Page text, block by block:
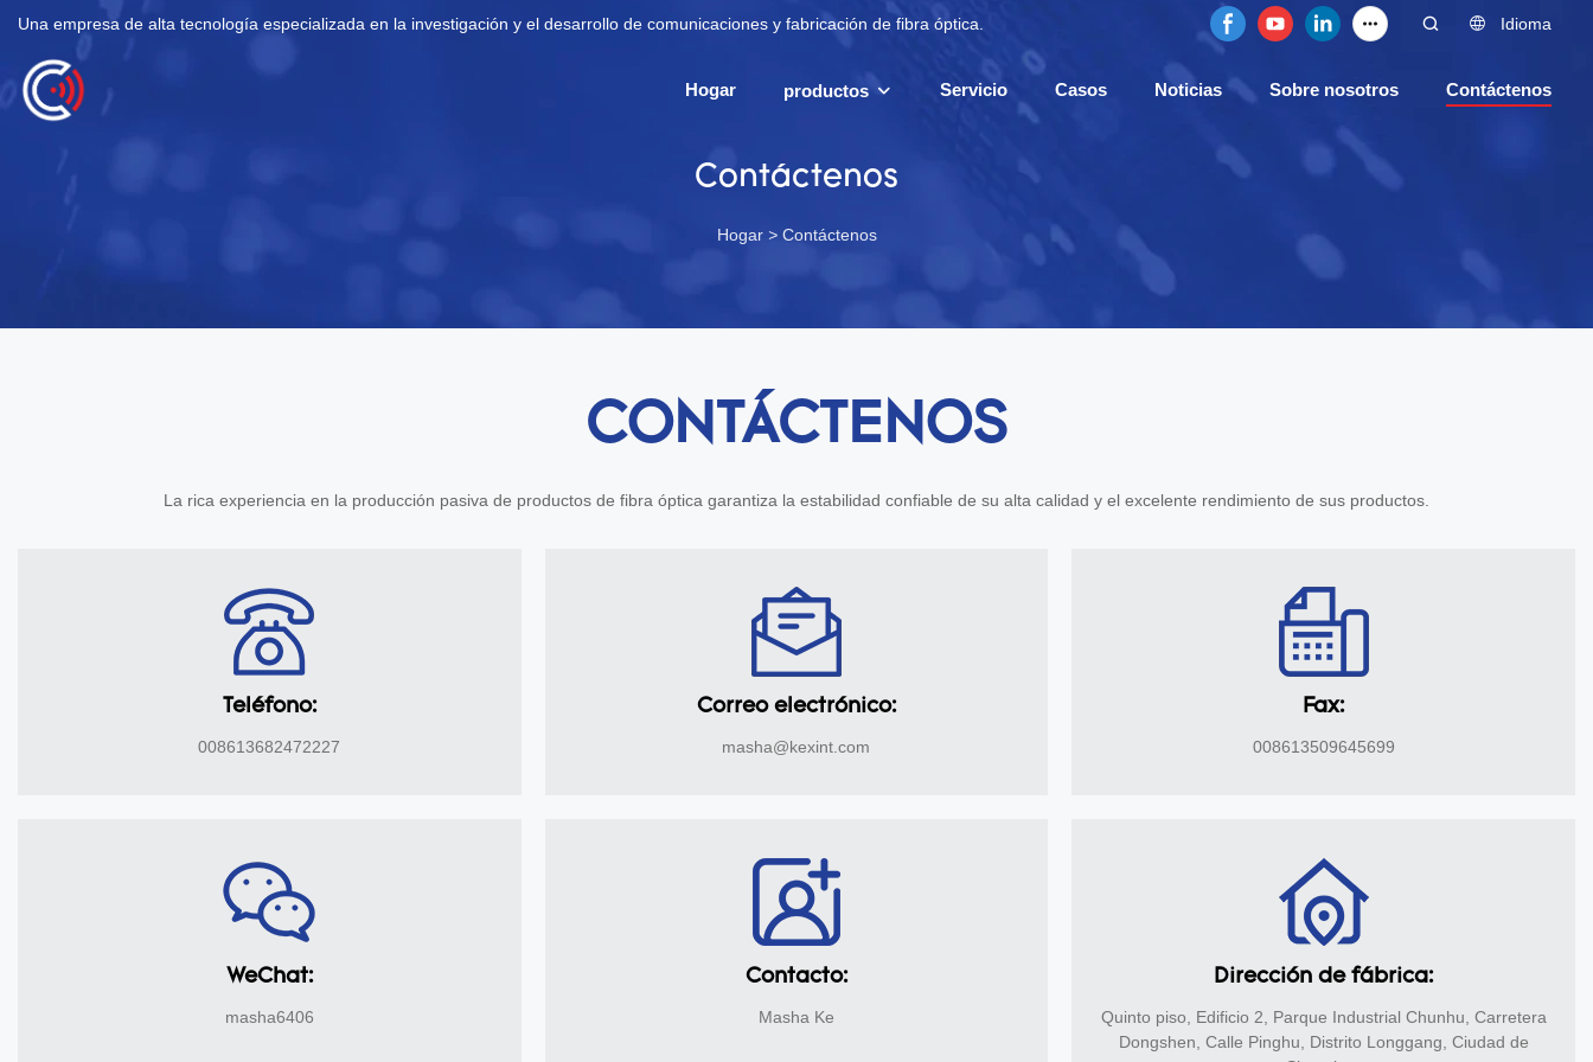
Una empresa de alta tecnología especializada en la investigación y el desarrollo de comunicaciones y fabricación de fibra óptica. Idioma
Hogar productos Servicio Casos Noticias Sobre nosotros Contáctenos
Contáctenos
Hogar > Contáctenos
CONTÁCTENOS
La rica experiencia en la producción pasiva de productos de fibra óptica garantiza la estabilidad confiable de su alta calidad y el excelente rendimiento de sus productos.
Teléfono:
008613682472227
Correo electrónico:
masha@kexint.com
Fax:
008613509645699
WeChat:
masha6406
Contacto:
Masha Ke
Dirección de fábrica:
Quinto piso, Edificio 2, Parque Industrial Chunhu, Carretera
Dongshen, Calle Pinghu, Distrito Longgang, Ciudad de